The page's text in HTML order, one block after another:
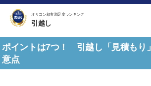
オリコン顧客満足度ランキング
引越し
ポイントは7つ！ 引越し「見積もり
意点